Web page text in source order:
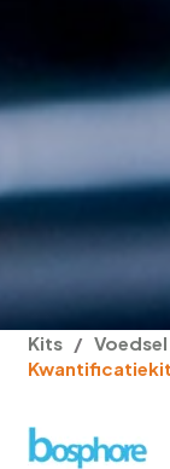
Kits /